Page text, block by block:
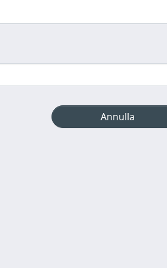
Annulla